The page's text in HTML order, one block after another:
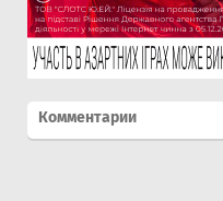
Комментарии